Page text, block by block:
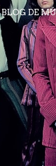
BLOG DE